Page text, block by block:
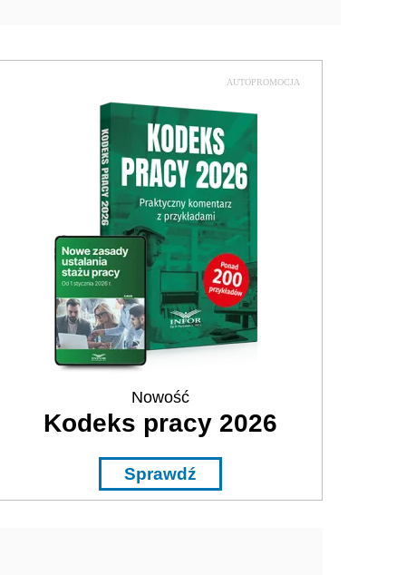
AUTOPROMOCJA
Nowość
Kodeks pracy 2026
Sprawdź